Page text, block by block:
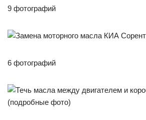
9 фотографий
6 фотографий